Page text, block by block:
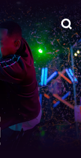
Ride or